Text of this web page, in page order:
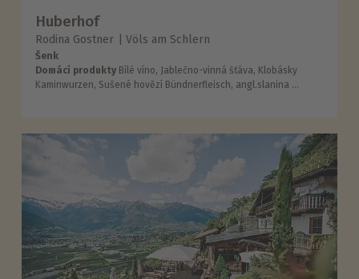
Huberhof
Rodina Gostner Völs am Schlern
Šenk
Domácí produkty Bílé víno, Jablečno-vinná šťáva, Klobásky
Kaminwurzen, Sušené hovězí Bündnerfleisch, angl.slanina ...